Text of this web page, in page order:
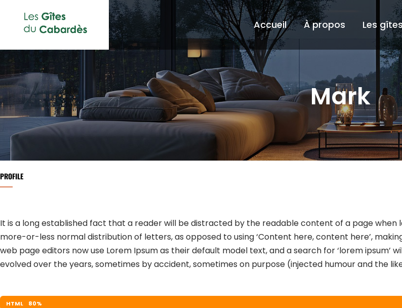
Accueil À propos Les
Mark
PROFILE
It is a long established fact that a reader will be distracted by the readable content of a page when
more-or-less normal distribution of letters, as opposed to using ‘Content here, content here’,
web page editors now use Lorem Ipsum as their default model text, and a search for ‘lorem ipsum’
evolved over the years, sometimes by accident, sometimes on purpose (injected humour and the
HTML 80%